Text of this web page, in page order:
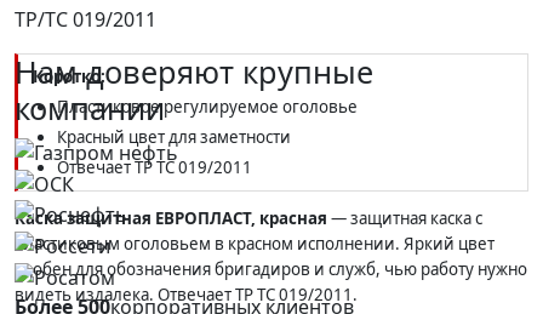
ТР/ТС 019/2011
Коротко:
Пластиковое регулируемое оголовье
Красный цвет для заметности
Отвечает ТР ТС 019/2011
Каска защитная ЕВРОПЛАСТ, красная — защитная каска с
пластиковым оголовьем в красном исполнении. Яркий цвет
удобен для обозначения бригадиров и служб, чью работу нужно
видеть издалека. Отвечает ТР ТС 019/2011.
Нам доверяют крупные
компании
Более 500корпоративных клиентов